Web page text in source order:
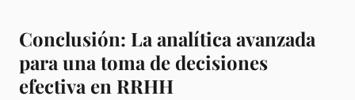
Conclusión: La analítica avanzada
para una toma de decisiones
efectiva en RRHH